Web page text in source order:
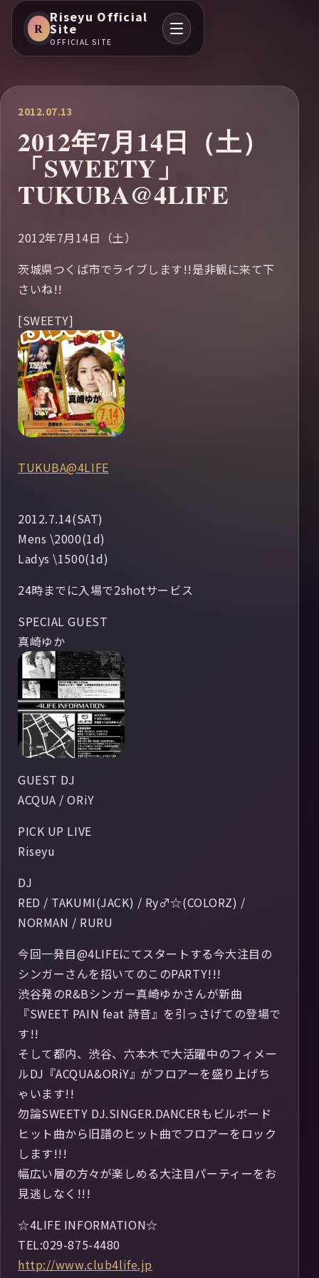
R
Riseyu Official
Site
OFFICIAL SITE
2012.07.13
2012年7月14日（土）
「SWEETY」
TUKUBA@4LIFE
2012年7月14日（土）
茨城県つくば市でライブします!!是非観に来て下
さいね!!
[SWEETY]
TUKUBA@4LIFE
2012.7.14(SAT)
Mens \2000(1d)
Ladys \1500(1d)
24時までに入場で2shotサービス
SPECIAL GUEST
真崎ゆか
GUEST DJ
ACQUA / ORiY
PICK UP LIVE
Riseyu
DJ
RED / TAKUMI(JACK) / Ry♂☆(COLORZ) /
NORMAN / RURU
今回一発目@4LIFEにてスタートする今大注目の
シンガーさんを招いてのこのPARTY!!!
渋谷発のR&Bシンガー真崎ゆかさんが新曲
『SWEET PAIN feat 詩音』を引っさげての登場で
す!!
そして都内、渋谷、六本木で大活躍中のフィメー
ルDJ『ACQUA&ORiY』がフロアーを盛り上げち
ゃいます!!
勿論SWEETY DJ.SINGER.DANCERもビルボード
ヒット曲から旧譜のヒット曲でフロアーをロック
します!!!
幅広い層の方々が楽しめる大注目パーティーをお
見逃しなく!!!
☆4LIFE INFORMATION☆
TEL:029-875-4480
http://www.club4life.jp